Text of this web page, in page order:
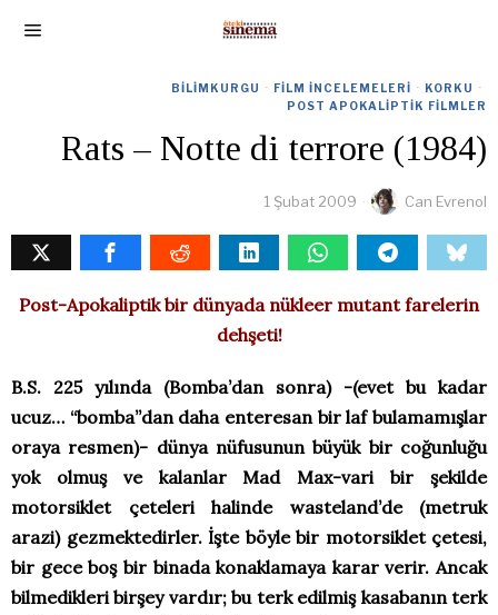
BILIMKURGU · FILM İNCELEMELERI · KORKU ·
POST APOKALIPTIK FILMLER
Rats – Notte di terrore (1984)
1 Şubat 2009 Can Evrenol
Post-Apokaliptik bir dünyada nükleer mutant farelerin
dehşeti!
B.S. 225 yılında (Bomba’dan sonra) -(evet bu kadar
ucuz… “bomba”dan daha enteresan bir laf bulamamışlar
oraya resmen)- dünya nüfusunun büyük bir coğunluğu
yok olmuş ve kalanlar Mad Max-vari bir şekilde
motorsiklet çeteleri halinde wasteland’de (metruk
arazi) gezmektedirler. İşte böyle bir motorsiklet çetesi,
bir gece boş bir binada konaklamaya karar verir. Ancak
bilmedikleri birşey vardır; bu terk edilmiş kasabanın terk